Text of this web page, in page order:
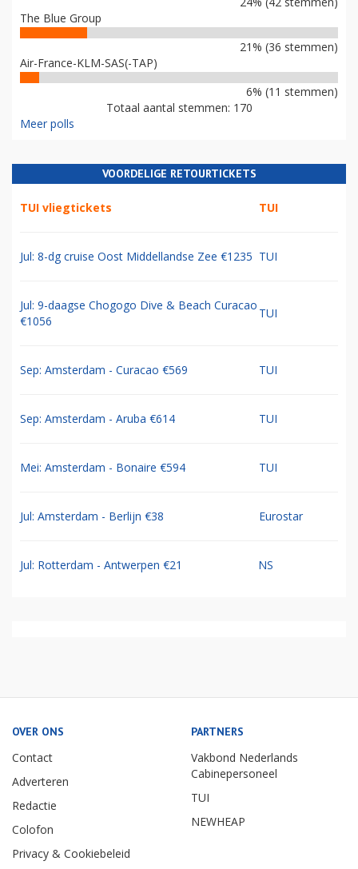
The Blue Group
21% (36 stemmen)
Air-France-KLM-SAS(-TAP)
6% (11 stemmen)
Totaal aantal stemmen: 170
Meer polls
VOORDELIGE RETOURTICKETS
TUI vliegtickets TUI
Jul: 8-dg cruise Oost Middellandse Zee €1235 TUI
Jul: 9-daagse Chogogo Dive & Beach Curacao
€1056
TUI
Sep: Amsterdam - Curacao €569 TUI
Sep: Amsterdam - Aruba €614 TUI
Mei: Amsterdam - Bonaire €594 TUI
Jul: Amsterdam - Berlijn €38 Eurostar
Jul: Rotterdam - Antwerpen €21 NS
OVER ONS
Contact
Adverteren
Redactie
Colofon
Privacy & Cookiebeleid
PARTNERS
Vakbond Nederlands
Cabinepersoneel
TUI
NEWHEAP